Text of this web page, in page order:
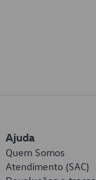
Ajuda
Quem Somos
Atendimento (SAC)